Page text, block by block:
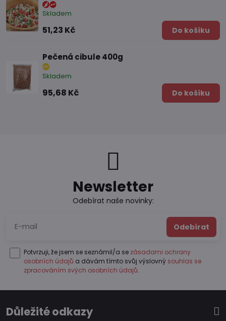
Skladem
51,23 Kč Do košíku
Pečená cibule 400g
Skladem
95,68 Kč Do košíku
Newsletter
Odebírat naše novinky:
Odebírat
Potvrzuji, že jsem se seznámil/a se zásadami ochrany
osobních údajů a dávám tímto svůj výslovný souhlas se
zpracováním svých osobních údajů.
Důležité odkazy